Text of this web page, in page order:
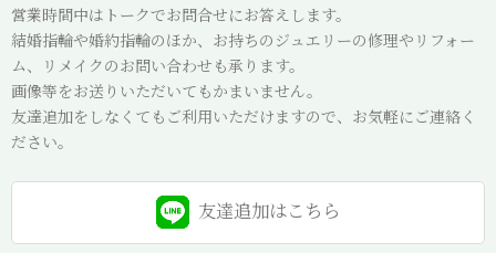
営業時間中はトークでお問合せにお答えします。
結婚指輪や婚約指輪のほか、お持ちのジュエリーの修理やリフォー
ム、リメイクのお問い合わせも承ります。
画像等をお送りいただいてもかまいません。
友達追加をしなくてもご利用いただけますので、お気軽にご連絡く
ださい。
友達追加はこちら